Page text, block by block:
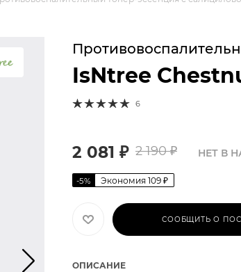
IsNtree
6
2 081 ₽ 2 190₽
-5% Экономия 109 ₽
НЕТ В
СООБЩИТЬ О
ОПИСАНИЕ